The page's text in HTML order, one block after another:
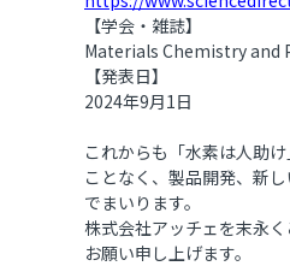
【学会・雑誌】
Materials Chemistry and
【発表日】
2024年9月1日
これからも「水素は人助
ことなく、製品開発、新
でまいります。
株式会社アッチェを末永く
お願い申し上げます。